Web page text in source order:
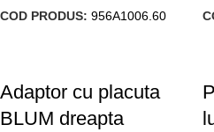
COD PRODUS: 956A1006.60
Adaptor cu placuta
BLUM dreapta